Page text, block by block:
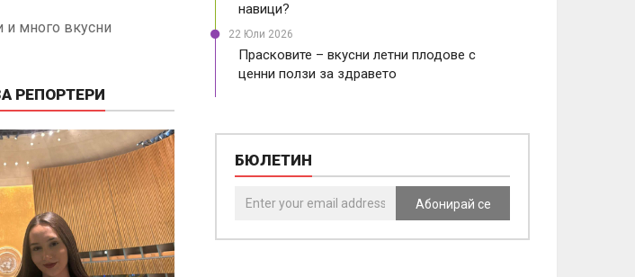
и много вкусни
РЕПОРТЕРИ
навици?
22 Юли 2026
Прасковите – вкусни летни плодове с
ценни ползи за здравето
БЮЛЕТИН
Абонирай се